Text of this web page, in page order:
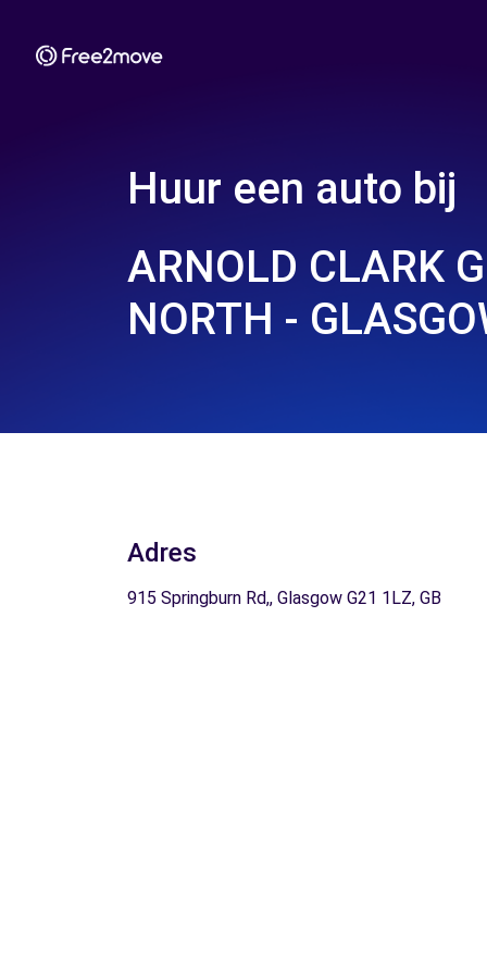
Huur een auto bij
ARNOLD CLARK
NORTH -
Adres
915 Springburn Rd,, Glasgow G21 1LZ, GB